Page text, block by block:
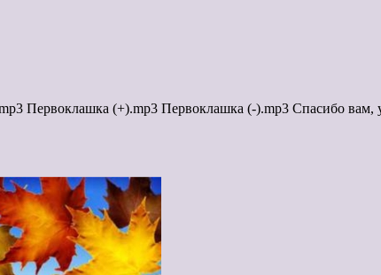
Первоклашка (+).mp3 Первоклашка (-).mp3 Спасибо вам,